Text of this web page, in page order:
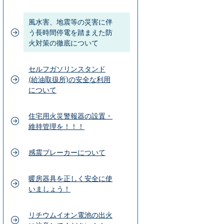
風水害、地震等の災害に伴
う長時間停電を踏まえた防
火対策の徹底について
セルフガソリンスタンド
(給油取扱所)の安全な利用
について
住宅用火災警報器の設置・
維持管理を！！！
感震ブレーカーについて
暖房器具を正しく安全に使
いましょう！
リチウムイオン電池の出火